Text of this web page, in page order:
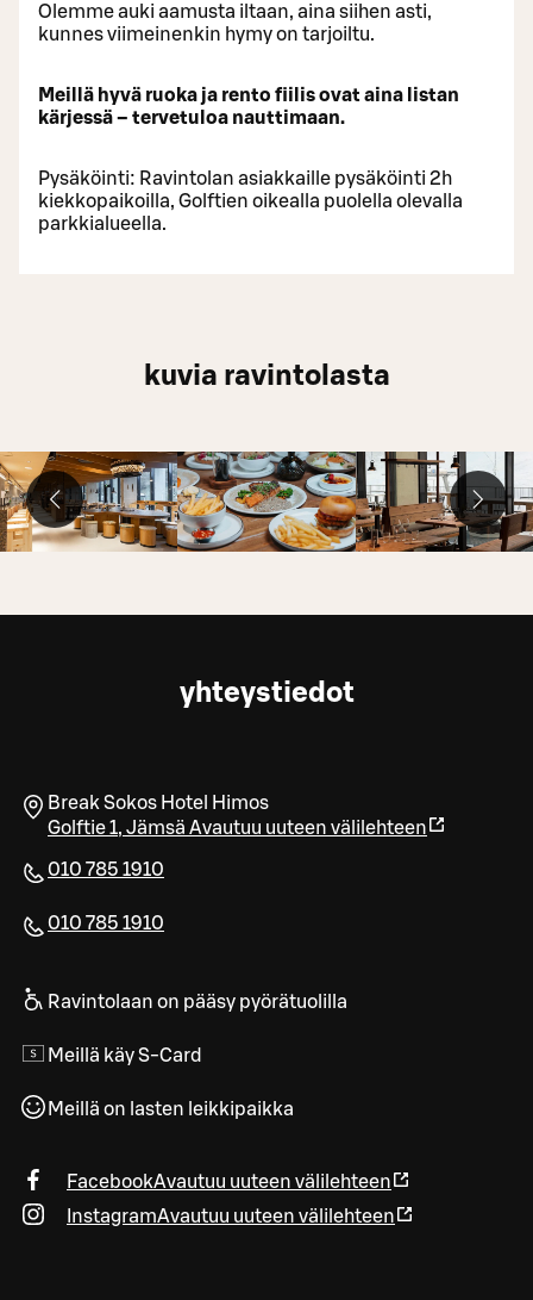
Olemme auki aamusta iltaan, aina siihen asti,
kunnes viimeinenkin hymy on tarjoiltu.
Meillä hyvä ruoka ja rento fiilis ovat aina listan
kärjessä – tervetuloa nauttimaan. ​
Pysäköinti: Ravintolan asiakkaille pysäköinti 2h
kiekkopaikoilla, Golftien oikealla puolella olevalla
parkkialueella.
kuvia ravintolasta
yhteystiedot
Break Sokos Hotel Himos
Golftie 1, Jämsä Avautuu uuteen välilehteen
010 785 1910
010 785 1910
Ravintolaan on pääsy pyörätuolilla
Meillä käy S-Card
Meillä on lasten leikkipaikka
FacebookAvautuu uuteen välilehteen
InstagramAvautuu uuteen välilehteen